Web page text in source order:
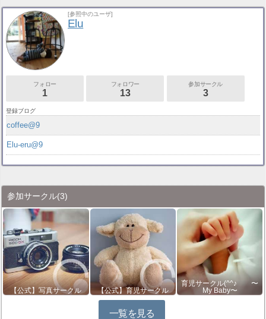
[参照中のユーザ]
Elu
フォロー
1
フォロワー
13
参加サークル
3
登録ブログ
coffee@9
Elu-eru@9
参加サークル(3)
【公式】写真サークル 【公式】育児サークル
育児サークル(^^♪ 〜
My Baby〜
一覧を見る